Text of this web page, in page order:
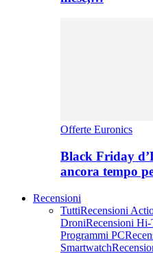
Offerte Euronics
Black Friday
ancora tempo
Recensioni
TuttiRecensioni
DroniRecensioni Hi-
Programmi PC
Smartwatch